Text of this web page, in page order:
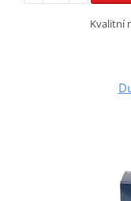
Kvalitní